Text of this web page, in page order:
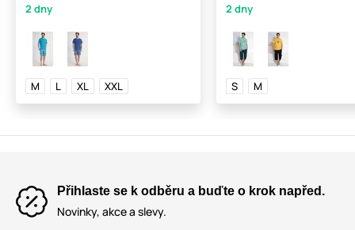
2 dny
M L XL XXL
2 dny
S M
Přihlaste se k odběru a buďte o krok napřed.
Novinky, akce a slevy.